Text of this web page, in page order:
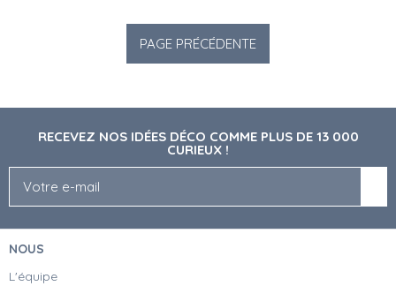
RECEVEZ NOS IDÉES DÉCO COMME PLUS DE 13 000
CURIEUX !
NOUS
L'équipe